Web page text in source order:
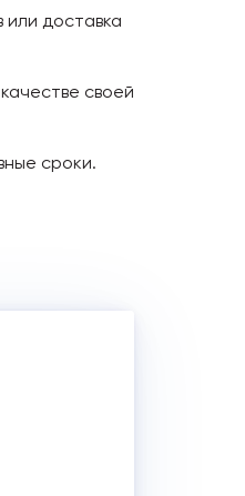
или доставка
своей
сроки.